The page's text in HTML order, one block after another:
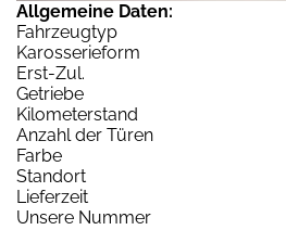
Allgemeine Daten:
Fahrzeugtyp
Karosserieform
Erst-Zul.
Getriebe
Kilometerstand
Anzahl der Türen
Farbe
Standort
Lieferzeit
Unsere Nummer